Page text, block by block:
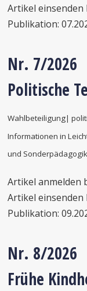
Artikel einsenden
Publikation:
Nr. 7/2026
Politische
Wahlbeteiligung|
Informationen in
und Sonderpädagogik
Artikel anmelden
Artikel einsenden
Publikation:
Nr. 8/2026
Frühe